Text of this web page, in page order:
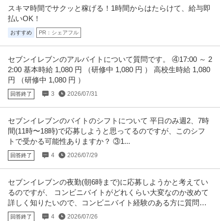
スキマ時間でサクッと稼げる！1時間からはたらけて、給与即
払いOK！
おすすめ PR：シェアフル
セブンイレブンのアルバイトについて質問です。 ④17:00 ～ 2
2:00 基本時給 1,080 円 （研修中 1,080 円 ） 高校生時給 1,080
円 （研修中 1,080 円 ）
回答終了 3 2026/07/31
セブンイレブンのバイトのシフトについて 平日のみ週2、7時
間(11時〜18時)で応募しようと思ってるのですが、このシフ
トで受かる可能性ありますか？ ③1...
回答終了 4 2026/07/29
セブンイレブンの夜勤(朝6時まで)に応募しようかと考えてい
るのですが、 コンビニバイトがどれくらい大変なのか改めて
詳しく知りたいので、コンビニバイト経験のある方に質問し
たいです。
回答終了 4 2026/07/26